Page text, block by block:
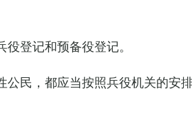
登记和预备役登记。
民，都应当按照兵役机关的安